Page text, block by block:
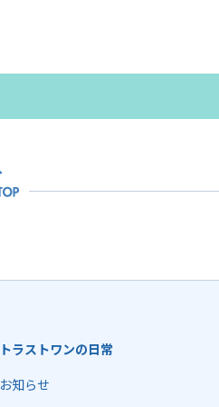
トラストワンの日常
お知らせ